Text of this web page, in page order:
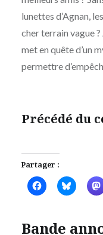
lunettes d’Agnan,
cher terrain vague
met en quête d’un
permettre
Précédé du
Partager :
Bande